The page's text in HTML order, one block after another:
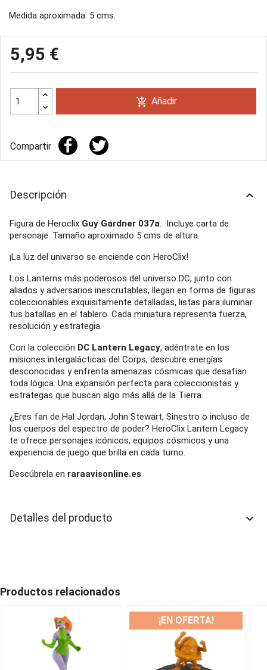
Medida aproximada: 5 cms.
5,95 €
add_shopping_cart Añadir
Compartir
Descripción keyboard_arrow_up
Figura de Heroclix Guy Gardner 037a. Incluye carta de
personaje. Tamaño aproximado 5 cms de altura.
¡La luz del universo se enciende con HeroClix!
Los Lanterns más poderosos del universo DC, junto con
aliados y adversarios inescrutables, llegan en forma de figuras
coleccionables exquisitamente detalladas, listas para iluminar
tus batallas en el tablero. Cada miniatura representa fuerza,
resolución y estrategia.
Con la colección DC Lantern Legacy, adéntrate en los
misiones intergalácticas del Corps, descubre energías
desconocidas y enfrenta amenazas cósmicas que desafían
toda lógica. Una expansión perfecta para coleccionistas y
estrategas que buscan algo más allá de la Tierra.
¿Eres fan de Hal Jordan, John Stewart, Sinestro o incluso de
los cuerpos del espectro de poder? HeroClix Lantern Legacy
te ofrece personajes icónicos, equipos cósmicos y una
experiencia de juego que brilla en cada turno.
Descúbrela en raraavisonline.es
Detalles del producto keyboard_arrow_down
Productos relacionados
¡EN OFERTA!